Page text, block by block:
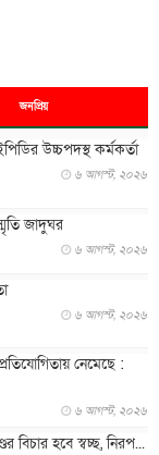
জনপ্রিয়
উচ্চপদস্থ কর্মকর্তা
৬ আগস্ট, ২০২৬
জাদুঘর
৬ আগস্ট, ২০২৬
৬ আগস্ট, ২০২৬
নেমেছে :
৬ আগস্ট, ২০২৬
বিচার হবে স্বচ্ছ, নিরপ...